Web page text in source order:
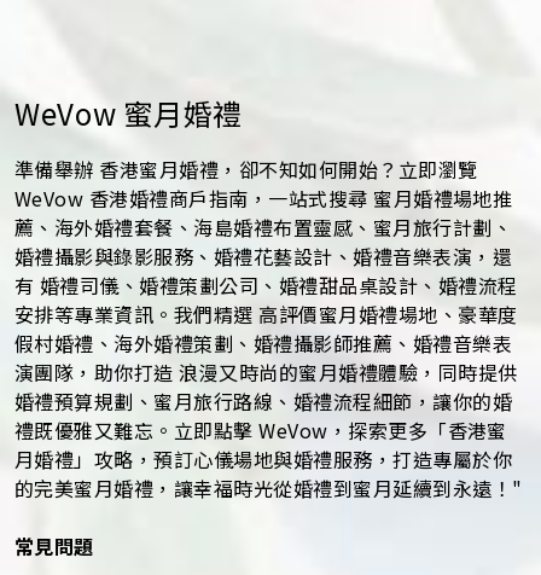
WeVow 蜜月婚禮
準備舉辦 香港蜜月婚禮，卻不知如何開始？立即瀏覽
WeVow 香港婚禮商戶指南，一站式搜尋 蜜月婚禮場地推
薦、海外婚禮套餐、海島婚禮布置靈感、蜜月旅行計劃、
婚禮攝影與錄影服務、婚禮花藝設計、婚禮音樂表演，還
有 婚禮司儀、婚禮策劃公司、婚禮甜品桌設計、婚禮流程
安排等專業資訊。我們精選 高評價蜜月婚禮場地、豪華度
假村婚禮、海外婚禮策劃、婚禮攝影師推薦、婚禮音樂表
演團隊，助你打造 浪漫又時尚的蜜月婚禮體驗，同時提供
婚禮預算規劃、蜜月旅行路線、婚禮流程細節，讓你的婚
禮既優雅又難忘。立即點擊 WeVow，探索更多「香港蜜
月婚禮」攻略，預訂心儀場地與婚禮服務，打造專屬於你
的完美蜜月婚禮，讓幸福時光從婚禮到蜜月延續到永遠！"
常見問題